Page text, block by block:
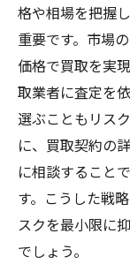
格や相場を把握
重要です。市場
価格で買取を実
取業者に査定を
選ぶこともリス
に、買取契約の
に相談すること
す。こうした戦
スクを最小限に
でしょう。